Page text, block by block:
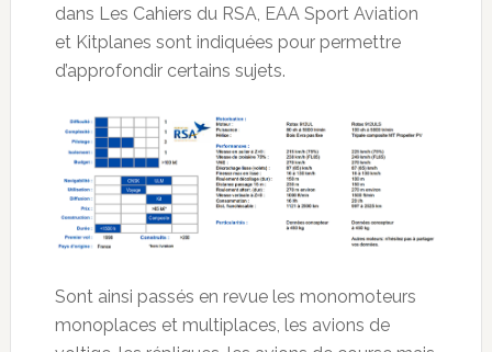
dans Les Cahiers du RSA, EAA Sport Aviation
et Kitplanes sont indiquées pour permettre
d’approfondir certains sujets.
Sont ainsi passés en revue les monomoteurs
monoplaces et multiplaces, les avions de